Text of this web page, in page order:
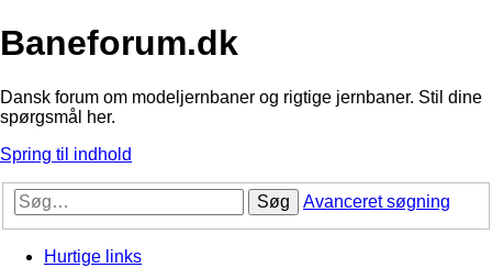
Baneforum.dk
Dansk forum om modeljernbaner og rigtige jernbaner. Stil dine
spørgsmål her.
Spring til indhold
Søg Avanceret søgning
Hurtige links